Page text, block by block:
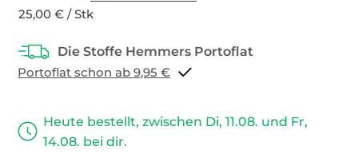
25,00 € / Stk
Portoflat schon ab 9,95 €
Heute bestellt, zwischen Di, 11.08. und Fr,
14.08. bei dir.